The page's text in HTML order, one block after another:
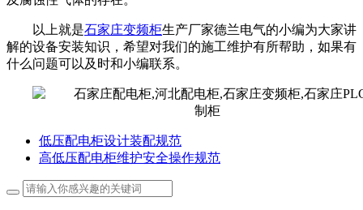
以上就是石家庄变频柜生产厂家德兰电气的小编为大家讲
解的设备安装知识，希望对我们的施工维护有所帮助，如果有
什么问题可以及时和小编联系。
低压配电柜设计装配规范
高低压配电柜维护安全操作规范